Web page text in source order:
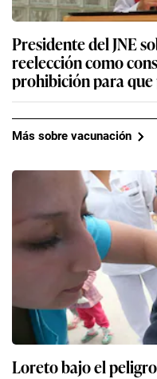
Presidente del JNE
reelección como
prohibición para
Más sobre vacunación
Loreto bajo el